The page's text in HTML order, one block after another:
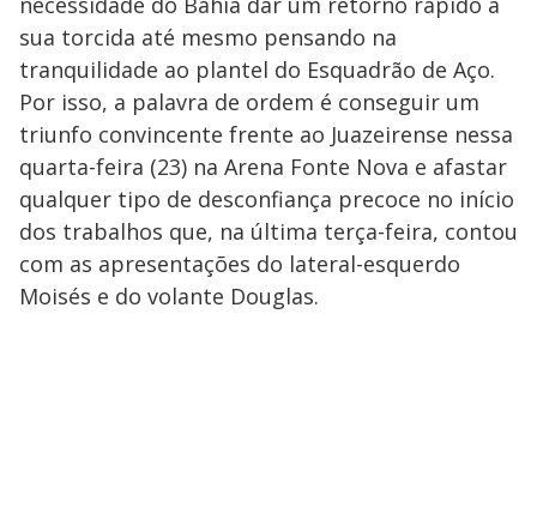
sua torcida até mesmo pensando na
tranquilidade ao plantel do Esquadrão de Aço.
Por isso, a palavra de ordem é conseguir um
triunfo convincente frente ao Juazeirense nessa
quarta-feira (23) na Arena Fonte Nova e afastar
qualquer tipo de desconfiança precoce no início
dos trabalhos que, na última terça-feira, contou
com as apresentações do lateral-esquerdo
Moisés e do volante Douglas.